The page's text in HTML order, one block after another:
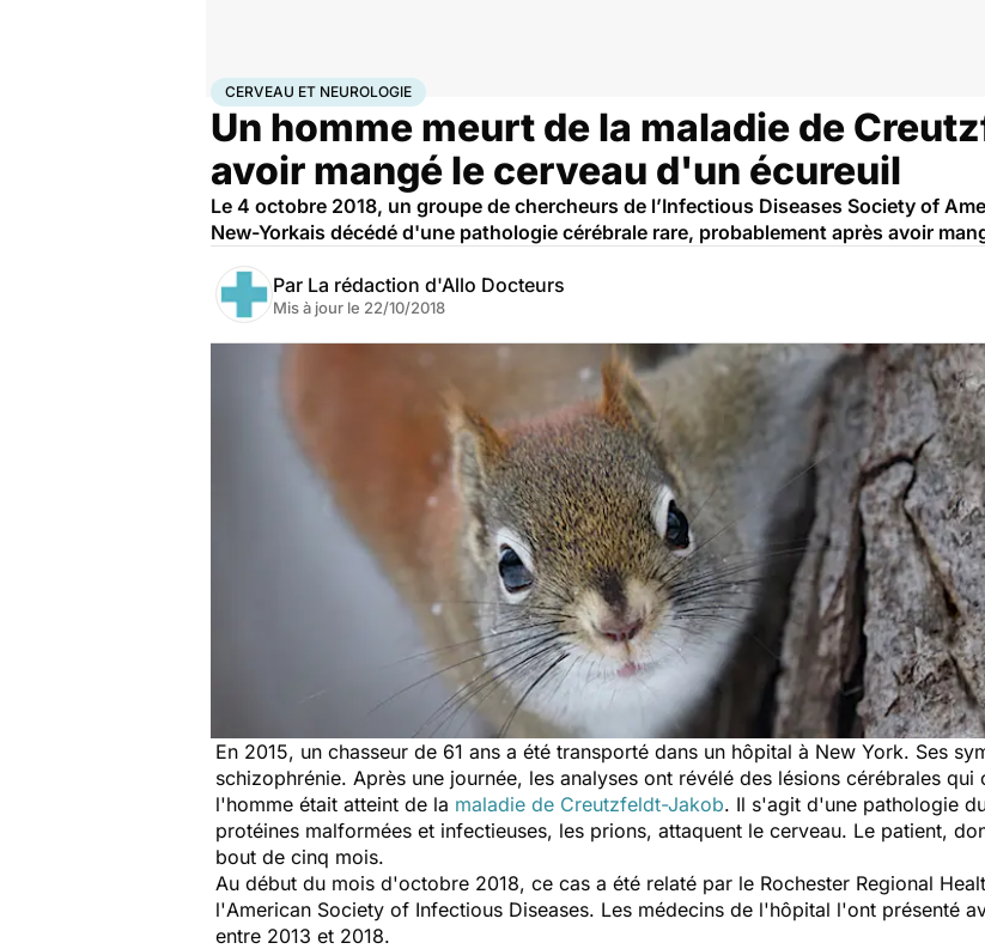
AccueilSantéMaladiesMaladies rares
CERVEAU ET NEUROLOGIE
Un homme meurt de la maladie de
avoir mangé le cerveau d'un écureuil
Le 4 octobre 2018, un groupe de chercheurs de l’Infectious Diseases Society of
New-Yorkais décédé d'une pathologie cérébrale rare, probablement après avoir
Par La rédaction d'Allo Docteurs
Mis à jour le 22/10/2018
En 2015, un chasseur de 61 ans a été transporté dans un hôpital à New York. Ses
schizophrénie. Après une journée, les analyses ont révélé des lésions cérébrales
l'homme était atteint de la maladie de Creutzfeldt-Jakob. Il s'agit d'une pathologie
protéines malformées et infectieuses, les prions, attaquent le cerveau. Le patient,
bout de cinq mois.
Au début du mois d'octobre 2018, ce cas a été relaté par le Rochester Regional
l'American Society of Infectious Diseases. Les médecins de l'hôpital l'ont présenté
entre 2013 et 2018.